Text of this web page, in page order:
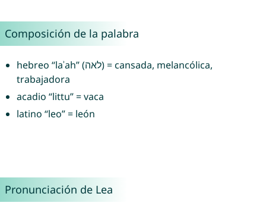
Composición de la palabra
hebreo “laʾah” (לאה) = cansada, melancólica,
trabajadora
acadio “littu” = vaca
latino “leo” = león
Pronunciación de Lea